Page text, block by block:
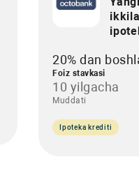
20% dan
Foiz stavkasi
10 yilgacha
Muddati
Ipoteka krediti